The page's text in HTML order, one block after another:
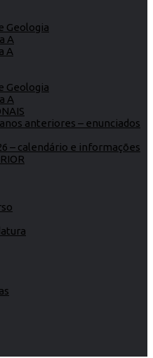
Geologia
A
A
Geologia
A
anteriores – enunciados
– calendário e informações